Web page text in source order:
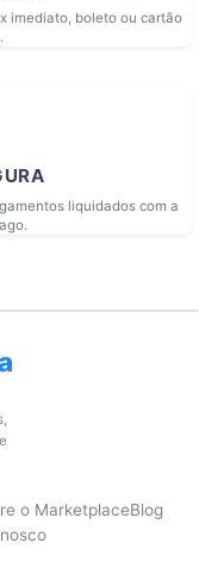
imediato, boleto ou cartão
liquidados com a
o MarketplaceBlog